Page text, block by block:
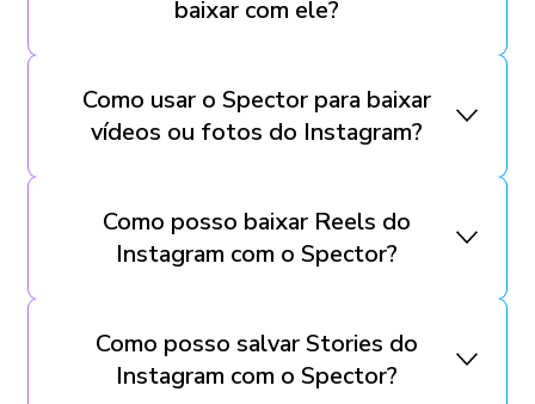
baixar com ele?
Como usar o Spector para baixar
vídeos ou fotos do Instagram?
Como posso baixar Reels do
Instagram com o Spector?
Como posso salvar Stories do
Instagram com o Spector?